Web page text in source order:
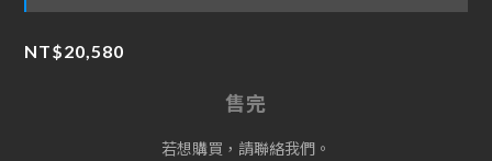
NT$20,580
售完
若想購買，請聯絡我們。